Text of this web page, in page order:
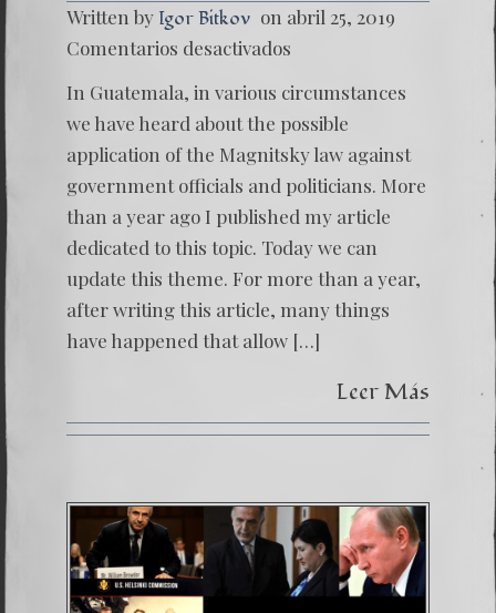
Written by Igor Bitkov on abril 25, 2019
Comentarios desactivados
political
In Guatemala, in various circumstances
we have heard about the possible
application of the Magnitsky law against
government officials and politicians. More
than a year ago I published my article
dedicated to this topic. Today we can
update this theme. For more than a year,
after writing this article, many things
have happened that allow […]
Leer Más